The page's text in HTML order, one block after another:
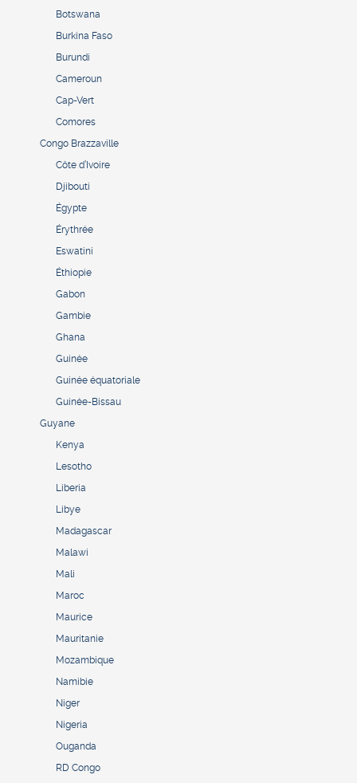
Botswana
Burkina Faso
Burundi
Cameroun
Cap-Vert
Comores
Congo Brazzaville
Côte d’Ivoire
Djibouti
Égypte
Érythrée
Eswatini
Éthiopie
Gabon
Gambie
Ghana
Guinée
Guinée équatoriale
Guinée-Bissau
Guyane
Kenya
Lesotho
Liberia
Libye
Madagascar
Malawi
Mali
Maroc
Maurice
Mauritanie
Mozambique
Namibie
Niger
Nigeria
Ouganda
RD Congo